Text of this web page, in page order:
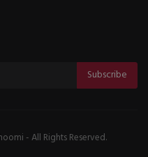
Subscribe
- All Rights Reserved.